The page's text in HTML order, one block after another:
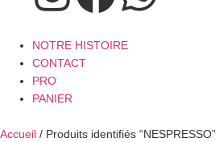
NOTRE HISTOIRE
CONTACT
PRO
PANIER
Accueil / Produits identifiés “NESPRESSO”